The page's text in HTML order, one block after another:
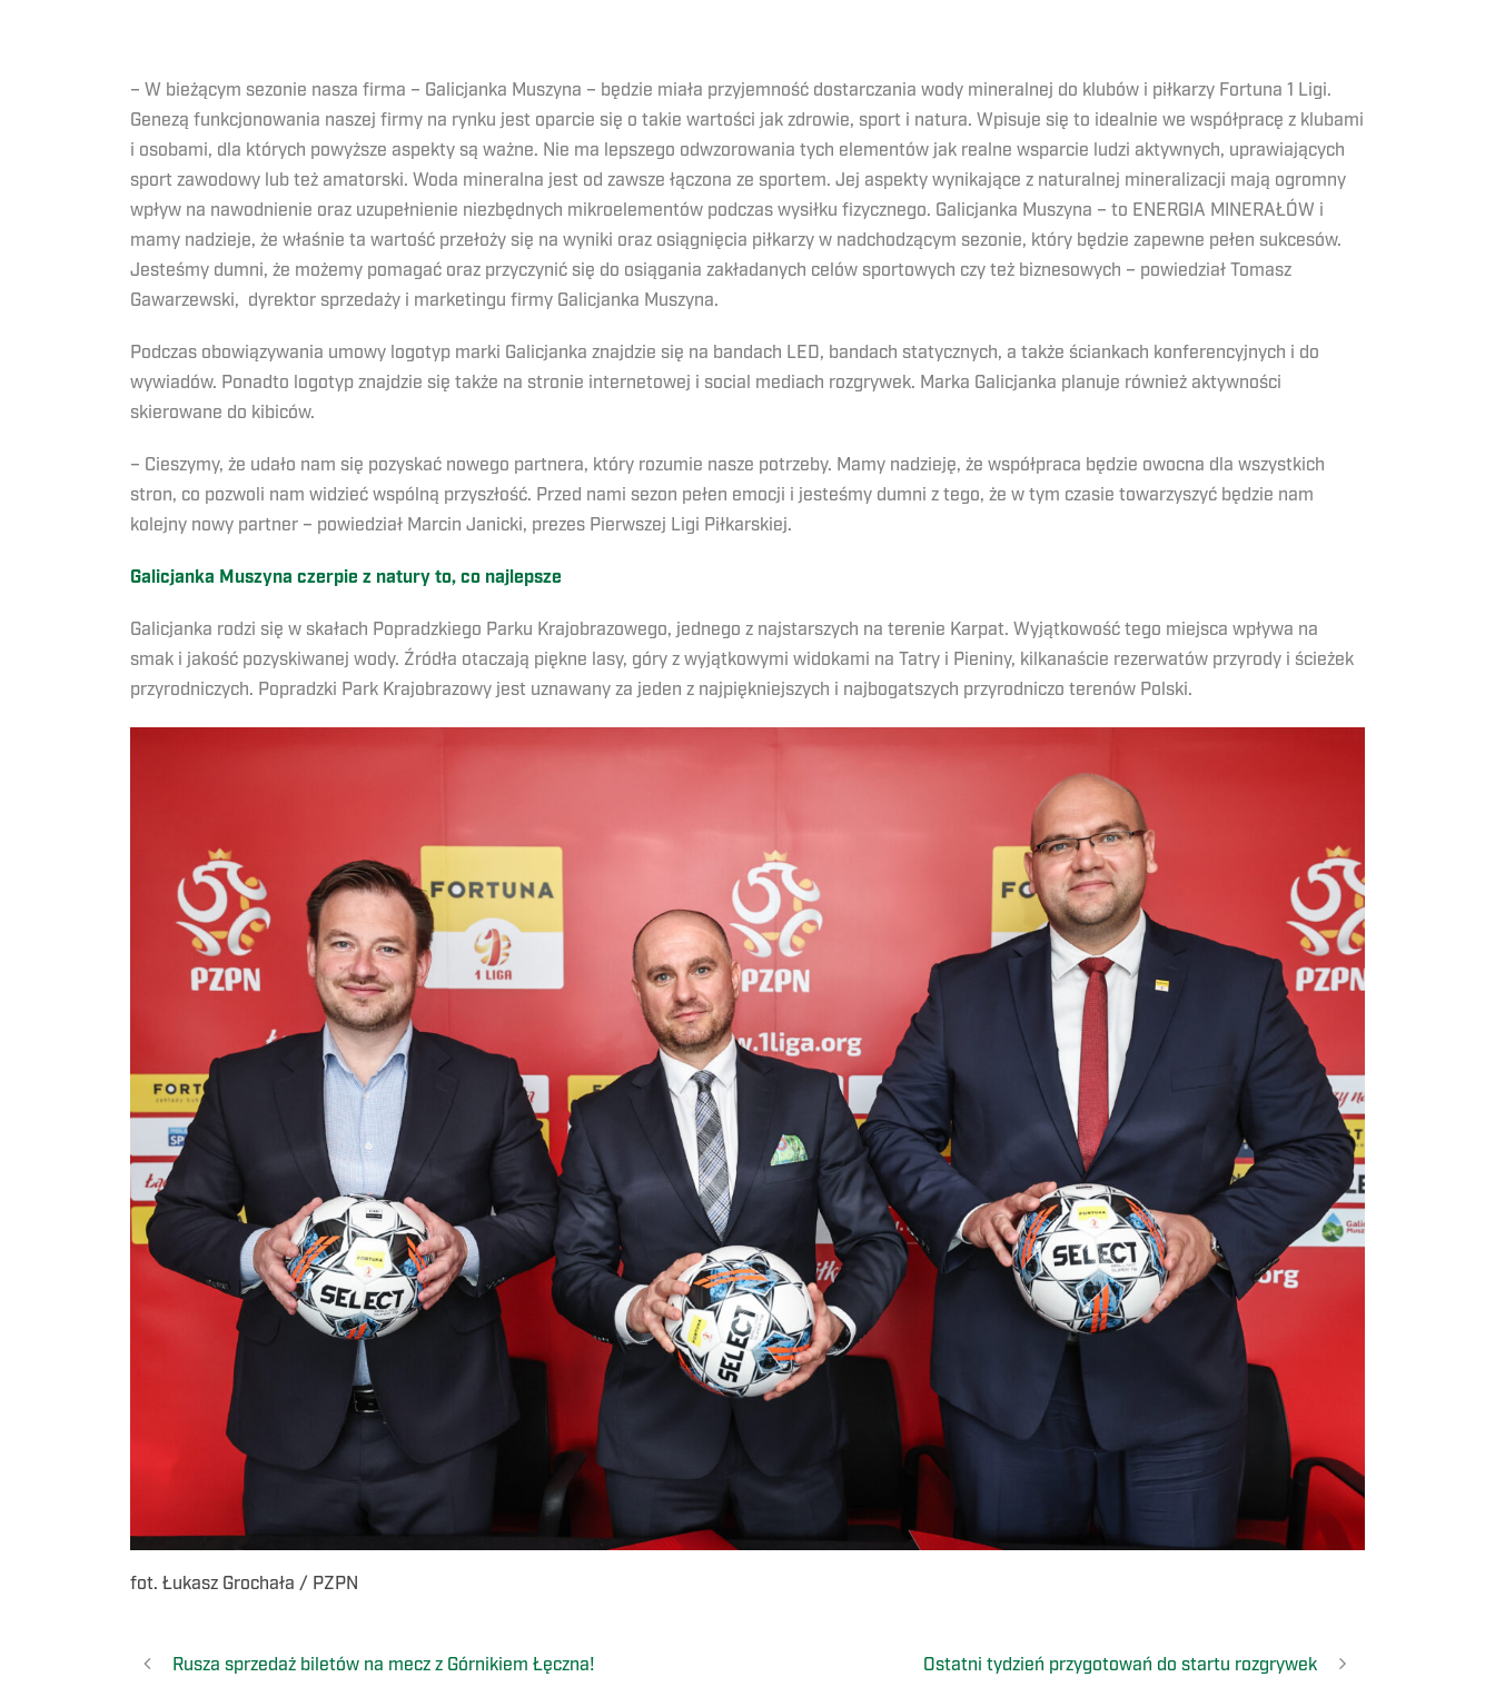
– W bieżącym sezonie nasza firma – Galicjanka Muszyna – będzie miała przyjemność dostarczania wody mineralnej do klubów i piłkarzy Fortuna 1 Ligi.
Genezą funkcjonowania naszej firmy na rynku jest oparcie się o takie wartości jak zdrowie, sport i natura. Wpisuje się to idealnie we współpracę z klubami
i osobami, dla których powyższe aspekty są ważne. Nie ma lepszego odwzorowania tych elementów jak realne wsparcie ludzi aktywnych, uprawiających
sport zawodowy lub też amatorski. Woda mineralna jest od zawsze łączona ze sportem. Jej aspekty wynikające z naturalnej mineralizacji mają ogromny
wpływ na nawodnienie oraz uzupełnienie niezbędnych mikroelementów podczas wysiłku fizycznego. Galicjanka Muszyna – to ENERGIA MINERAŁÓW i
mamy nadzieje, że właśnie ta wartość przełoży się na wyniki oraz osiągnięcia piłkarzy w nadchodzącym sezonie, który będzie zapewne pełen sukcesów.
Jesteśmy dumni, że możemy pomagać oraz przyczynić się do osiągania zakładanych celów sportowych czy też biznesowych – powiedział Tomasz
Gawarzewski, dyrektor sprzedaży i marketingu firmy Galicjanka Muszyna.
Podczas obowiązywania umowy logotyp marki Galicjanka znajdzie się na bandach LED, bandach statycznych, a także ściankach konferencyjnych i do
wywiadów. Ponadto logotyp znajdzie się także na stronie internetowej i social mediach rozgrywek. Marka Galicjanka planuje również aktywności
skierowane do kibiców.
– Cieszymy, że udało nam się pozyskać nowego partnera, który rozumie nasze potrzeby. Mamy nadzieję, że współpraca będzie owocna dla wszystkich
stron, co pozwoli nam widzieć wspólną przyszłość. Przed nami sezon pełen emocji i jesteśmy dumni z tego, że w tym czasie towarzyszyć będzie nam
kolejny nowy partner – powiedział Marcin Janicki, prezes Pierwszej Ligi Piłkarskiej.
Galicjanka Muszyna czerpie z natury to, co najlepsze
Galicjanka rodzi się w skałach Popradzkiego Parku Krajobrazowego, jednego z najstarszych na terenie Karpat. Wyjątkowość tego miejsca wpływa na
smak i jakość pozyskiwanej wody. Źródła otaczają piękne lasy, góry z wyjątkowymi widokami na Tatry i Pieniny, kilkanaście rezerwatów przyrody i ścieżek
przyrodniczych. Popradzki Park Krajobrazowy jest uznawany za jeden z najpiękniejszych i najbogatszych przyrodniczo terenów Polski.
fot. Łukasz Grochała / PZPN
Rusza sprzedaż biletów na mecz z Górnikiem Łęczna! Ostatni tydzień przygotowań do startu rozgrywek